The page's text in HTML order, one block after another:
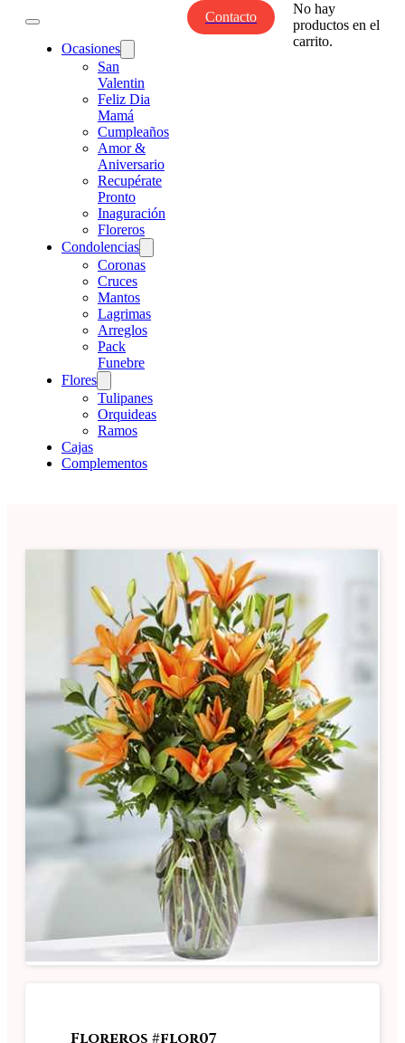
Ocasiones
San
Valentin
Feliz Dia
Mamá
Cumpleaños
Amor &
Aniversario
Recupérate
Pronto
Inaguración
Floreros
Condolencias
Coronas
Cruces
Mantos
Lagrimas
Arreglos
Pack
Funebre
Flores
Tulipanes
Orquideas
Ramos
Cajas
Complementos
Contacto
No hay
productos en el
carrito.
Floreros #flor07